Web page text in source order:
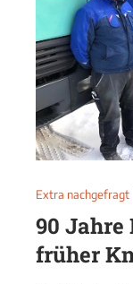
Extra nachgefragt
90 Jahre
früher